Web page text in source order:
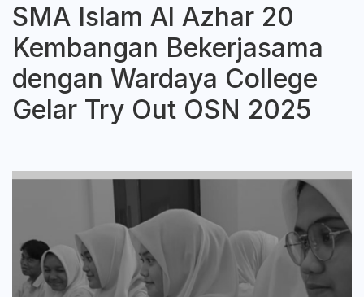
SMA Islam Al Azhar 20
Kembangan Bekerjasama
dengan Wardaya College
Gelar Try Out OSN 2025